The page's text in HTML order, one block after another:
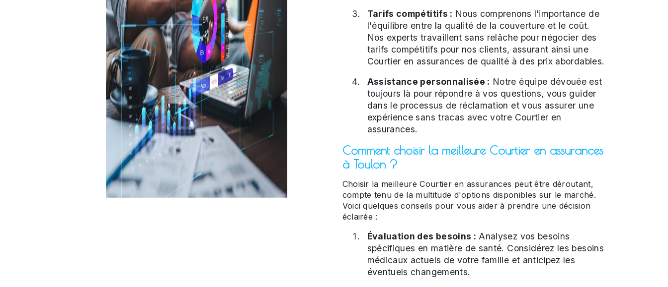
Tarifs compétitifs : Nous comprenons l'importance de
l'équilibre entre la qualité de la couverture et le coût.
Nos experts travaillent sans relâche pour négocier des
tarifs compétitifs pour nos clients, assurant ainsi une
Courtier en assurances de qualité à des prix abordables.
Assistance personnalisée : Notre équipe dévouée est
toujours là pour répondre à vos questions, vous guider
dans le processus de réclamation et vous assurer une
expérience sans tracas avec votre Courtier en
assurances.
Comment choisir la meilleure Courtier en assurances
à Toulon ?
Choisir la meilleure Courtier en assurances peut être déroutant,
compte tenu de la multitude d'options disponibles sur le marché.
Voici quelques conseils pour vous aider à prendre une décision
éclairée :
Évaluation des besoins : Analysez vos besoins
spécifiques en matière de santé. Considérez les besoins
médicaux actuels de votre famille et anticipez les
éventuels changements.